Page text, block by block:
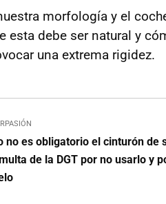
morfología y el
esta debe ser natural y
una extrema rigidez.
no es obligatorio el cinturón de
de la DGT por no usarlo y